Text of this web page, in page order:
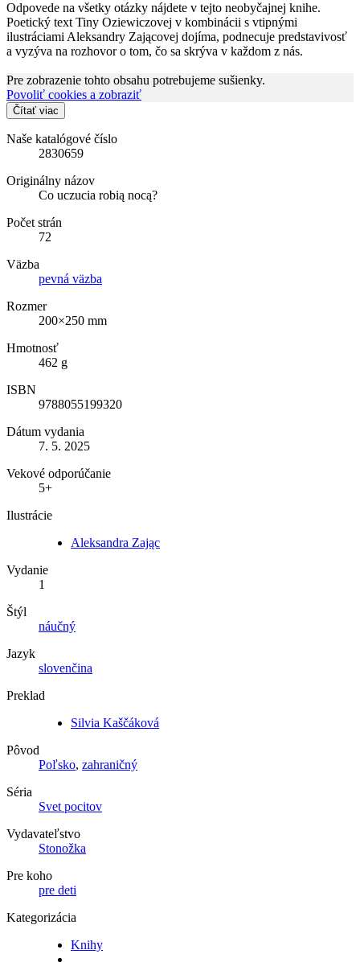
Odpovede na všetky otázky nájdete v tejto neobyčajnej knihe.
Poetický text Tiny Oziewiczovej v kombinácii s vtipnými
ilustráciami Aleksandry Zającovej dojíma, podnecuje predstavivosť
a vyzýva na rozhovor o tom, čo sa skrýva v každom z nás.
Pre zobrazenie tohto obsahu potrebujeme sušienky.
Povoliť cookies a zobraziť
Čítať viac
Naše katalógové číslo
2830659
Originálny názov
Co uczucia robią nocą?
Počet strán
72
Väzba
pevná väzba
Rozmer
200×250 mm
Hmotnosť
462 g
ISBN
9788055199320
Dátum vydania
7. 5. 2025
Vekové odporúčanie
5+
Ilustrácie
Aleksandra Zając
Vydanie
1
Štýl
náučný
Jazyk
slovenčina
Preklad
Silvia Kaščáková
Pôvod
Poľsko, zahraničný
Séria
Svet pocitov
Vydavateľstvo
Stonožka
Pre koho
pre deti
Kategorizácia
Knihy